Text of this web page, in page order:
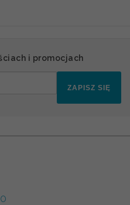
i promocjach
ZAPISZ SIĘ